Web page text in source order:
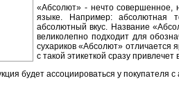
«Абсолют» - нечто совершенное,
языке. Например: абсолютная
абсолютный вкус. Название
великолепно подходит для
сухариков «Абсолют»
с такой этикеткой сразу
будет ассоциироваться у покупателя